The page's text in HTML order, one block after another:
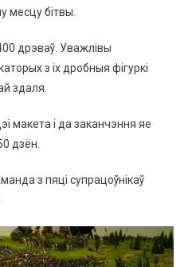
месцу бітвы.
дрэваў. Уважлівы
з іх дробныя фігуркі
здаля.
макета і да заканчэння яе
дзён.
з пяці супрацоўнікаў